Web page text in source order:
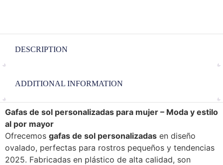
DESCRIPTION
ADDITIONAL INFORMATION
Gafas de sol personalizadas para mujer – Moda y estilo
al por mayor
Ofrecemos gafas de sol personalizadas en diseño
ovalado, perfectas para rostros pequeños y tendencias
2025. Fabricadas en plástico de alta calidad, son